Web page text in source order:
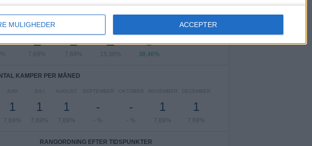
MULIGHEDER ACCEPTER
TORSDAG
1
7,69%
1
7,69%
2
15,38%
5
38,46%
KAMPER PER MÅNED
JUNI
1
7,69%
JULI
1
7,69%
AUGUST
1
7,69%
SEPTEMBER
-
- %
OKTOBER
-
- %
NOVEMBER
1
7,69%
DECEMBER
1
7,69%
RANGORDNING EFTER TIDSPUNKTER